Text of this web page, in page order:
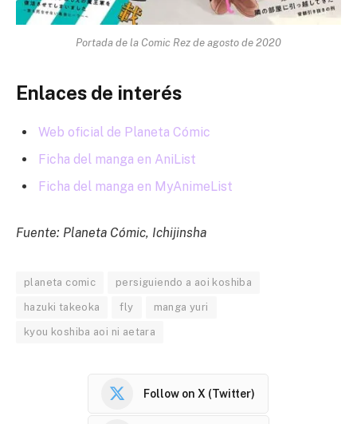
Portada de la Comic Rez de agosto de 2020
Enlaces de interés
Web oficial de Planeta Cómic
Ficha del manga en AniList
Ficha del manga en MyAnimeList
Fuente: Planeta Cómic, Ichijinsha
planeta comic persiguiendo a aoi koshiba
hazuki takeoka fly manga yuri
kyou koshiba aoi ni aetara
Follow on X (Twitter)